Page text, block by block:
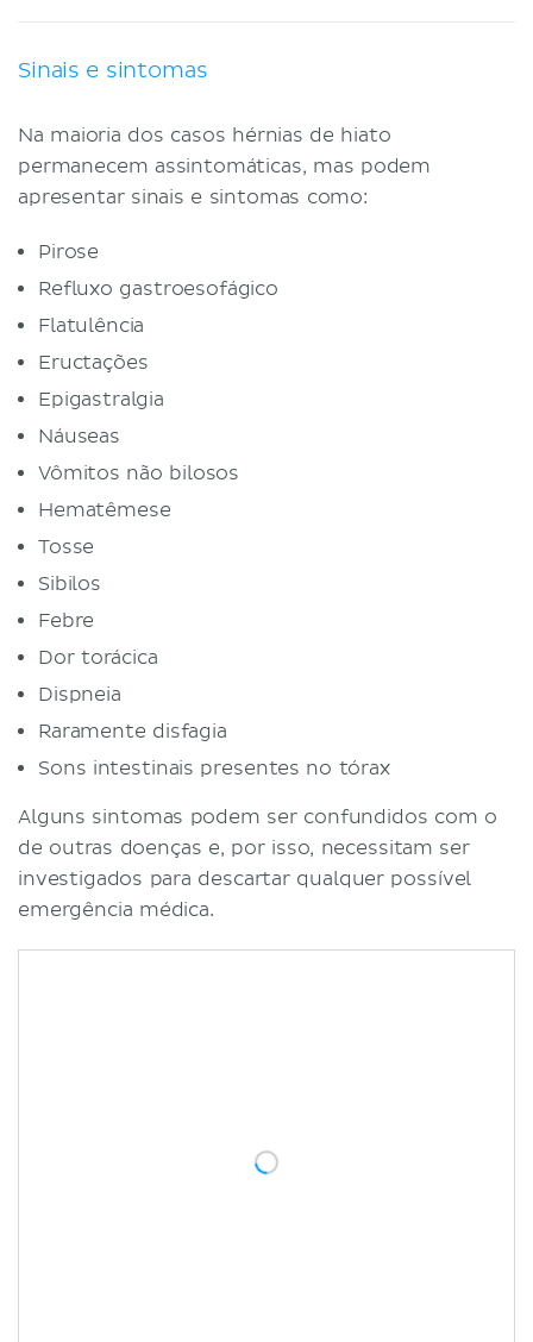
Sinais e sintomas
Na maioria dos casos hérnias de hiato
permanecem assintomáticas, mas podem
apresentar sinais e sintomas como:
Pirose
Refluxo gastroesofágico
Flatulência
Eructações
Epigastralgia
Náuseas
Vômitos não bilosos
Hematêmese
Tosse
Sibilos
Febre
Dor torácica
Dispneia
Raramente disfagia
Sons intestinais presentes no tórax
Alguns sintomas podem ser confundidos com o
de outras doenças e, por isso, necessitam ser
investigados para descartar qualquer possível
emergência médica.